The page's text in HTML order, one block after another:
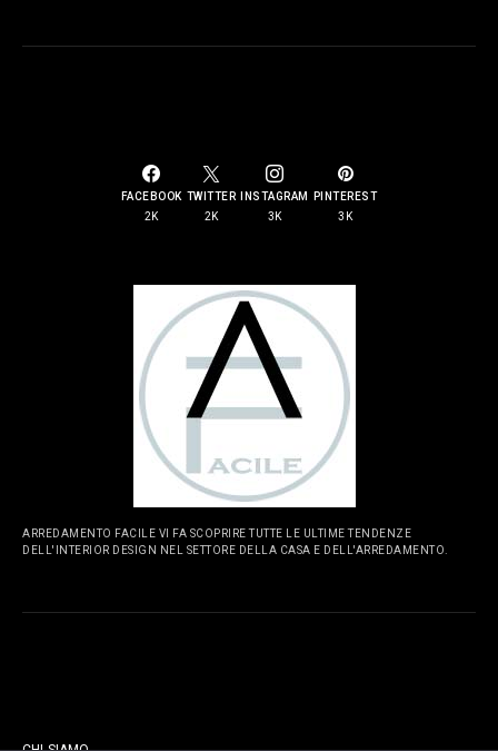
FACEBOOK
2K
TWITTER
2K
INSTAGRAM
3K
PINTEREST
3K
ARREDAMENTO FACILE VI FA SCOPRIRE TUTTE LE ULTIME TENDENZE
DELL'INTERIOR DESIGN NEL SETTORE DELLA CASA E DELL'ARREDAMENTO.